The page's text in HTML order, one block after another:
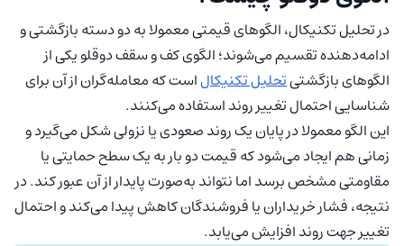
در تحلیل تکنیکال، الگوهای قیمتی معمولا به دو دسته بازگشتی و
ادامه‌دهنده تقسیم می‌شوند؛ الگوی کف و سقف دوقلو یکی از
الگوهای بازگشتیتحلیل تکنیکالاست که معامله‌گران از آن برای
شناسایی احتمال تغییر روند استفاده می‌کنند.
این الگو معمولا در پایان یک روند صعودی یا نزولی شکل می‌گیرد و
زمانی هم ایجاد می‌شود که قیمت دو بار به یک سطح حمایتی یا
مقاومتی مشخص برسد اما نتواند به‌صورت پایدار از آن عبور کند. در
نتیجه، فشار خریداران یا فروشندگان کاهش پیدا می‌کند و احتمال
تغییر جهت روند افزایش می‌یابد.